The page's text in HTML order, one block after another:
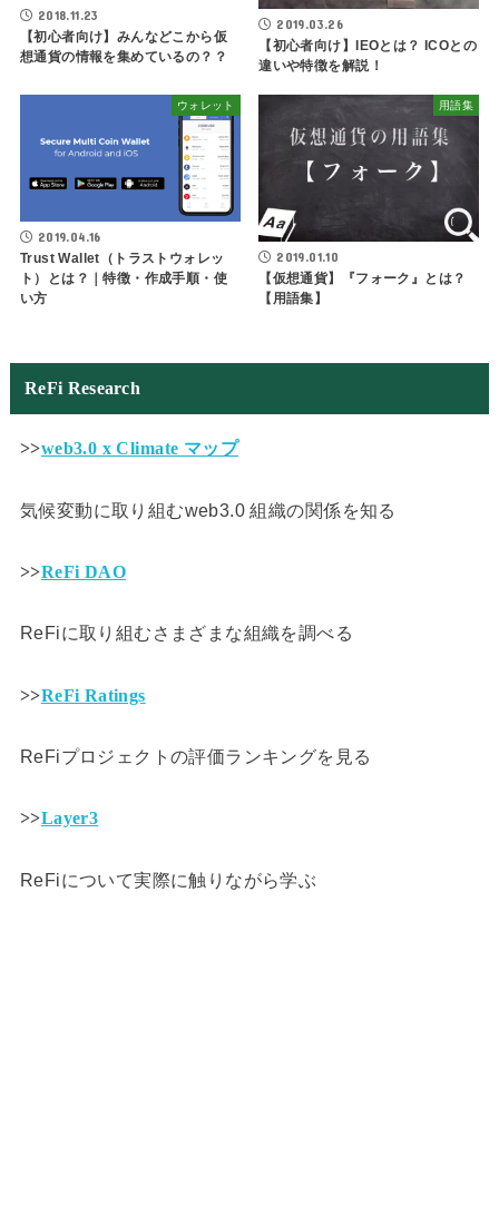
2018.11.23
【初心者向け】みんなどこから仮
想通貨の情報を集めているの？？
2019.03.26
【初心者向け】IEOとは？ ICOとの
違いや特徴を解説！
ウォレット
2019.04.16
Trust Wallet（トラストウォレッ
ト）とは？｜特徴・作成手順・使
い方
用語集
2019.01.10
【仮想通貨】『フォーク』とは？
【用語集】
ReFi Research
>>web3.0 x Climate マップ
気候変動に取り組むweb3.0 組織の関係を知る
>>ReFi DAO
ReFiに取り組むさまざまな組織を調べる
>>ReFi Ratings
ReFiプロジェクトの評価ランキングを見る
>>Layer3
ReFiについて実際に触りながら学ぶ